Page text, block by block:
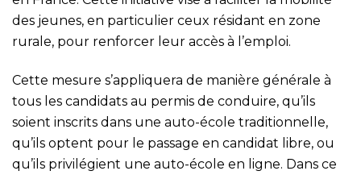
des jeunes, en particulier ceux résidant en zone
rurale, pour renforcer leur accès à l’emploi.
Cette mesure s’appliquera de manière générale à
tous les candidats au permis de conduire, qu’ils
soient inscrits dans une auto-école traditionnelle,
qu’ils optent pour le passage en candidat libre, ou
qu’ils privilégient une auto-école en ligne. Dans ce